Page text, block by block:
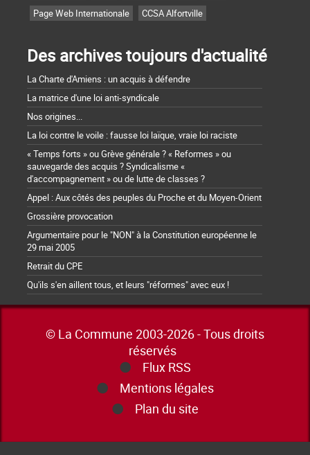
Page Web Internationale
CCSA Alfortville
Des archives toujours d'actualité
La Charte d'Amiens : un acquis à défendre
La matrice d'une loi anti-syndicale
Nos origines...
La loi contre le voile : fausse loi laïque, vraie loi raciste
« Temps forts » ou Grève générale ? « Reformes » ou
sauvegarde des acquis ? Syndicalisme «
d'accompagnement » ou de lutte de classes ?
Appel : Aux côtés des peuples du Proche et du Moyen-Orient
Grossière provocation
Argumentaire pour le "NON" à la Constitution européenne le
29 mai 2005
Retrait du CPE
Qu'ils s'en aillent tous, et leurs "réformes" avec eux !
© La Commune 2003-2026 - Tous droits
réservés
Flux RSS
Mentions légales
Plan du site